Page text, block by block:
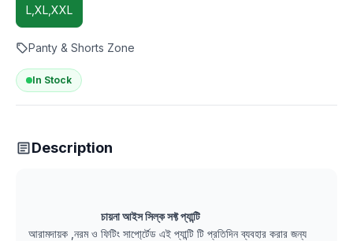
L,XL,XXL
Panty & Shorts Zone
In Stock
Description
চায়না আইস সিল্ক সফ্ট প্যান্টি
আরামদায়ক ,নরম ও ফিটিং সাপো্র্টেড এই প্যান্টি টি প্রতিদিন ব্যবহার করার জন্য